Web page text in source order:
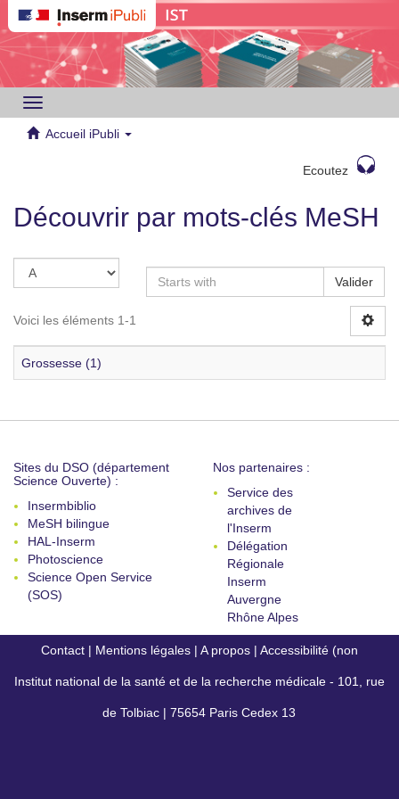
Toggle
navigation
Accueil iPubli
Ecoutez
Découvrir par mots-clés MeSH
Valider
Voici les éléments 1-1
Grossesse (1)
Sites du DSO (département
Science Ouverte) :
Insermbiblio
MeSH bilingue
HAL-Inserm
Photoscience
Science Open Service
(SOS)
Nos partenaires :
Service des
archives de
l'Inserm
Délégation
Régionale
Inserm
Auvergne
Rhône Alpes
Contact | Mentions légales | A propos | Accessibilité (non
conforme)
Institut national de la santé et de la recherche médicale - 101, rue
de Tolbiac | 75654 Paris Cedex 13